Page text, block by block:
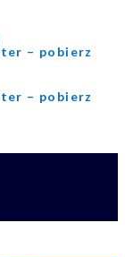
– pobierz
– pobierz